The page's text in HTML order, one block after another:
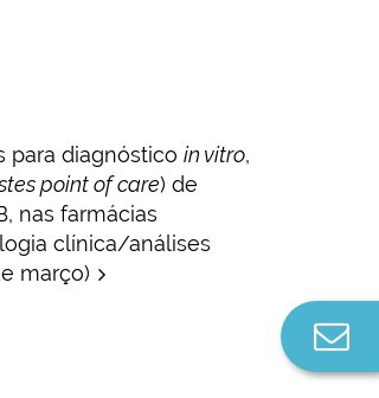
para diagnóstico in vitro,
point of care) de
nas farmácias
clínica/análises
março)